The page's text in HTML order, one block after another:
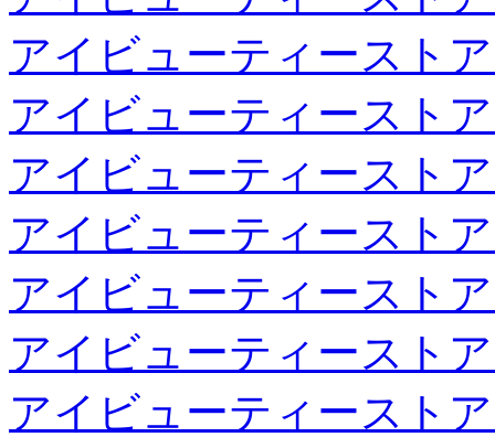
アイビューティースト
アイビューティースト
アイビューティースト
アイビューティースト
アイビューティースト
アイビューティースト
アイビューティースト